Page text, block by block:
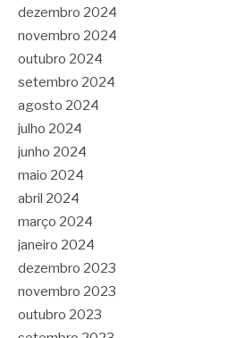
dezembro 2024
novembro 2024
outubro 2024
setembro 2024
agosto 2024
julho 2024
junho 2024
maio 2024
abril 2024
março 2024
janeiro 2024
dezembro 2023
novembro 2023
outubro 2023